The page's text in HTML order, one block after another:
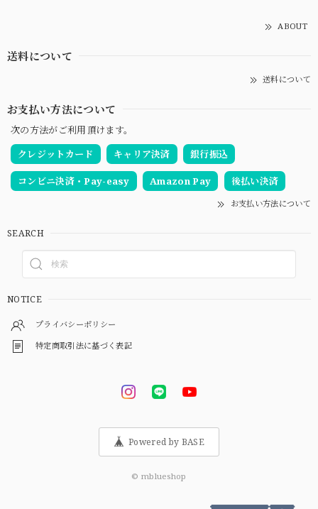
ABOUT
送料について
送料について
お支払い方法について
次の方法がご利用頂けます。
クレジットカード
キャリア決済 銀行振込
コンビニ決済・Pay-easy Amazon Pay 後払い決済
お支払い方法について
SEARCH
NOTICE
プライバシーポリシー
特定商取引法に基づく表記
Powered by BASE
© mblueshop